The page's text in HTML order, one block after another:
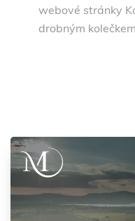
webové stránky
drobným